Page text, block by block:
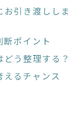
引き渡ししま
ポイント
う整理する？
るチャンス